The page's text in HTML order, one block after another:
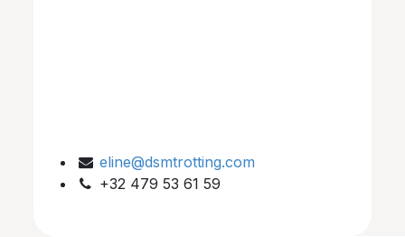
eline@dsmtrotting.com
+32 479 53 61 59